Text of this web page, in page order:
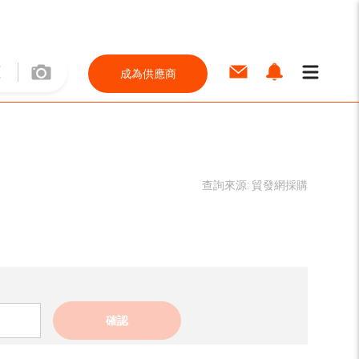
成為供應商
查詢來源: 貿發網採購
確認